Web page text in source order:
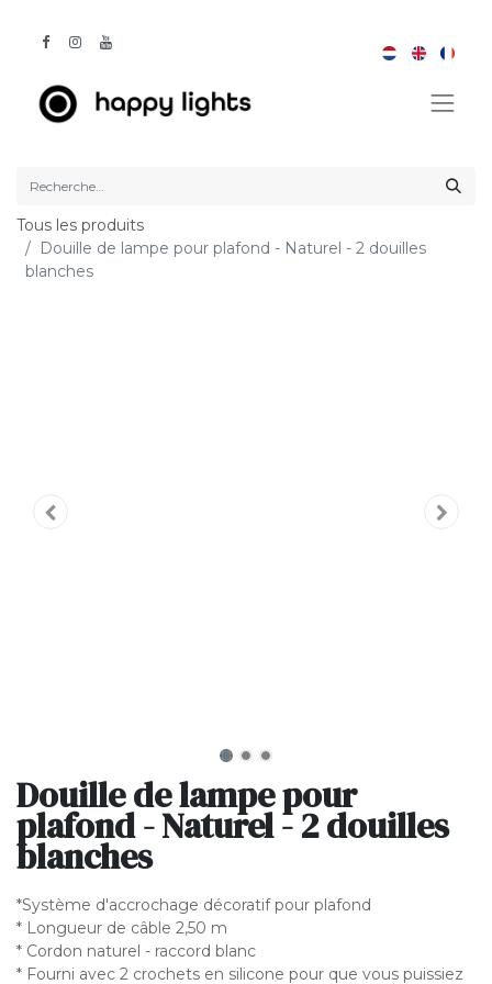
Tous les produits
Douille de lampe pour plafond - Naturel - 2 douilles
blanches
Douille de lampe pour
plafond - Naturel - 2 douilles
blanches
*Système d'accrochage décoratif pour plafond
* Longueur de câble 2,50 m
* Cordon naturel - raccord blanc
* Fourni avec 2 crochets en silicone pour que vous puissiez